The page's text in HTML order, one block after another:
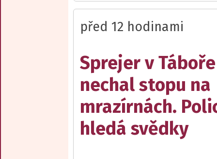
před 12 hodinami
Sprejer v Táboře
nechal stopu na
mrazírnách.
hledá svědky